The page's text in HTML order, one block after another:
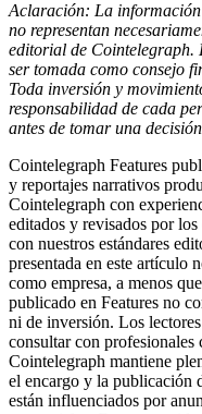
Aclaración: La
no representan
editorial de Cointelegraph.
ser tomada como consejo
Toda inversión y
responsabilidad de cada
antes de tomar una
Cointelegraph Features
y reportajes narrativos
Cointelegraph con
editados y revisados por
con nuestros estándares
presentada en este artículo
como empresa, a menos
publicado en Features no
ni de inversión. Los
consultar con profesionales
Cointelegraph mantiene
el encargo y la publicación
están influenciados por